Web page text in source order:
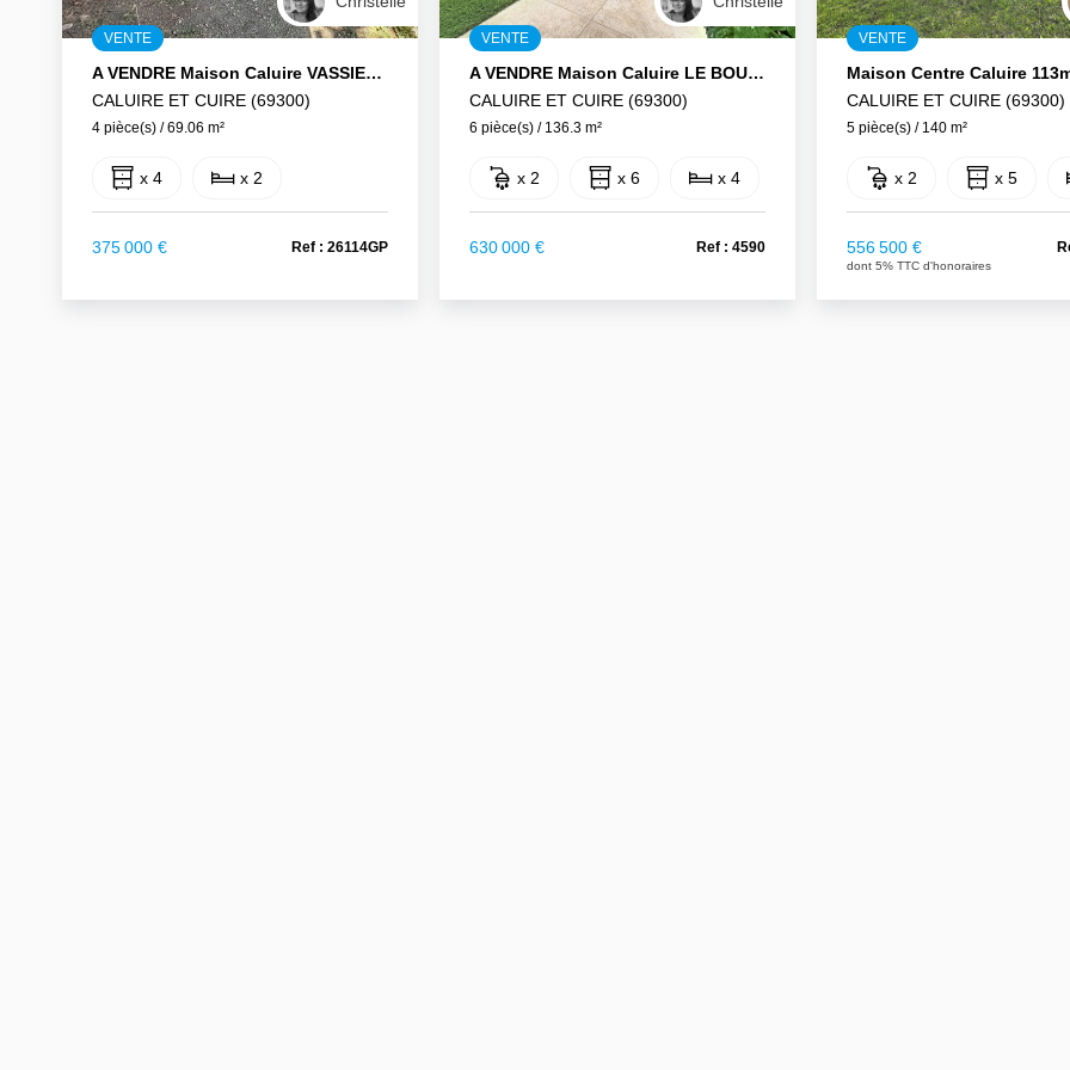
VENTE
A VENDRE Maison Caluire VASSIEUX 4 Pièce(s) 69.06 M2
CALUIRE ET CUIRE (69300)
4 pièce(s) / 69.06 m²
x 4 x 2
375 000 € Ref : 26114GP
VENTE
A VENDRE Maison Caluire LE BOURG 6 Pièce(s) 136.30 M2 Avec Jardinet Et Terrasse
CALUIRE ET CUIRE (69300)
6 pièce(s) / 136.3 m²
x 2 x 6 x 4
630 000 € Ref : 4590
VENTE
Maison Centre Caluire
CALUIRE ET CUIRE (69300)
5 pièce(s) / 140 m²
x 2 x 5
556 500 €
dont 5% TTC d'honoraires